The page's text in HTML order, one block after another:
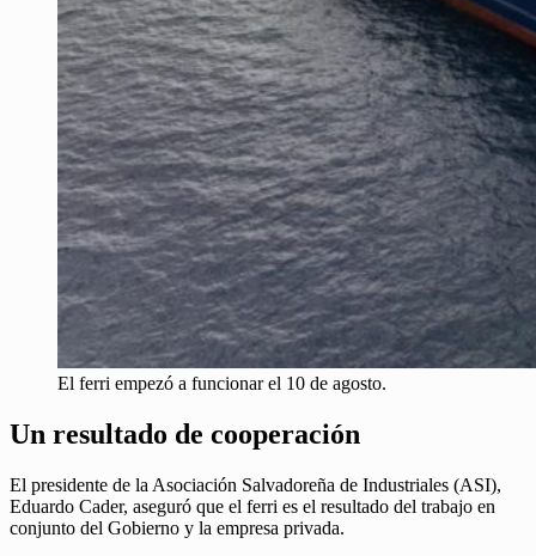
El ferri empezó a funcionar el 10 de agosto.
Un resultado de cooperación
El presidente de la Asociación Salvadoreña de Industriales (ASI),
Eduardo Cader, aseguró que el ferri es el resultado del trabajo en
conjunto del Gobierno y la empresa privada.